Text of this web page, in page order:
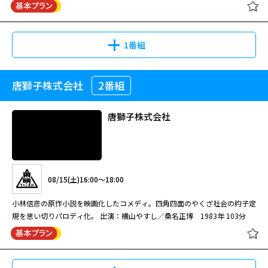
渡瀬恒彦主演「十津川警部」シリーズ第31弾。巨大スーパーマーケットの
の甥であった。殺人現場を見たという会長の秘書は、甥が犯人だと証言する
が、彼には アリバイがあった。十津川警部と亀井刑事が犯人の行方を追
い、特急列車のダイヤを駆使した大胆な犯行に十津川 が挑む。 【ストーリ
歩いていたという情報があったが、女は行方 不明。香川県警から協力要請
の連絡が入り、十津川警部（渡瀬恒彦）はじめ捜査一課のメンバーに緊張が
マサ」の会長・徳大寺正之（大木正司）だったからだ。徳 大寺の遺産は甥
する。 一方、南条は君子の証言を真っ向から否定する。南条の秘書・井崎
玲子（根本はるみ）が事件当日の南条のアリバイ を証言するが、十津川は
その証言は怪しいと感じていた。その後、玲子が絞殺される。同じ頃、徳大
寺の遺留品が四 国で発見され、徳大寺が探偵の岡部文夫に南条の監視を依
頼していたことが明らかになる。岡部（内藤剛志・二役）を 訪ねた十津川
は、彼が南条と瓜二つだったため驚いた。岡部と南条は徳大寺の妹が未婚の
母となって生んだ双子だ という。岡部が足摺岬に向ったという情報を得
説・釧路湿原」
の謎を追って十津川警部は北海道へ飛 ぶ。事件の鍵を握る女は、タンチョ
ウヅルの保護区でボランティアとして働いていた。十津川はそこでかつての
部下と 再会する。今回は広大な釧路湿原を舞台にした大スペクタクル編。
ドラマ終盤には迫力あるカーチェイスも登場し、アク ションも目が離せな
い。一方、タンチョウヅル保護区のシーンでは、雪原に舞うツルたちが美し
い。仲の良いつがいの ツルをながめながら十津川が夫婦や親子について語
るセリフも印象的だ。 【ストーリー】 東京湾に男の他殺死体が上がり、十
［字］十津川警部シリーズ「寝台特
浅田（乃木涼介）に事情聴取をするが浅田は容疑を否認。その後、聞き込み
を続ける近松は、現場近くに住む中石（益岡徹）の家から気になるものを見
つけ…
08/20(木)12:30～14:30
建設会社社長・友部雄一郎が自宅で殺され、刑事の近松丙吉は現場に急行す
る。金庫からは2千万円が消え、凶器の灰皿には妻・蕗子の指紋が。警察は
蕗子を疑うが犯行時刻にはある男と会っていたと証言する。しかし、その男
の名前も連絡先も分からない…。雄一郎のせいで父が自殺したという葉山康
08/24(月)12:30～14:30
多摩南署主任刑事・近松丙吉が難事件に挑むシリーズ第13弾！ ディスカウ
は二種類の足痕が残っており、二人組による犯行と思われた。しかし近松は
高島礼子主演の法廷エンターテインメントドラマ。 #3 教師は見た法廷の
異議あり！女弁護士大岡法江 #2
高島礼子主演の法廷エンターテインメントドラマ。沖縄の離島から来た法廷
経験ゼロの型破りな弁護士“ミス正義”こと大岡法江が、東京の裁判所を舞台
に嵐を巻き起こす。全9話。
異議あり！女弁護士大岡法江 #3
#17[終]
08/11(火)19:00～19:50
出演：沢田研二／若山富三郎／藤竜也 昭和最大の未解決事件のひとつ「三
09/05(土)04:00～04:50
阿久悠の原作、上村一夫が作画を担当した漫画を長谷川和彦脚本、久世光彦
1番組
ビッグ・マグナム黒岩先生
新田たつお原作の劇画を横山やすし主演で映画化。 出演：横山やすし／白
都真理 1985年 103分
唐獅子株式会社 2番組
唐獅子株式会社
08/15(土)16:00～18:00
小林信彦の原作小説を映画化したコメディ。四角四面のやくざ社会の杓子定
規を思い切りパロディ化。 出演：横山やすし／桑名正博 1983年 103分